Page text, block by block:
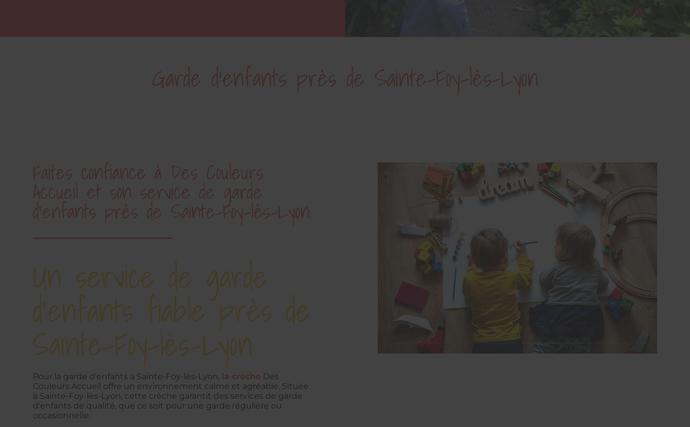
Garde d’enfants près de Sainte-Foy-lès-Lyon
Faites confiance à Des Couleurs
Accueil et son service de garde
d’enfants près de Sainte-Foy-lès-Lyon.
Un service de garde
d'enfants fiable près de
Sainte-Foy-lès-Lyon
Pour la garde d'enfants à Sainte-Foy-lès-Lyon, la crèche Des
Couleurs Accueil offre un environnement calme et agréable. Située
à Sainte-Foy-lès-Lyon, cette crèche garantit des services de garde
d'enfants de qualité, que ce soit pour une garde régulière ou
occasionnelle.